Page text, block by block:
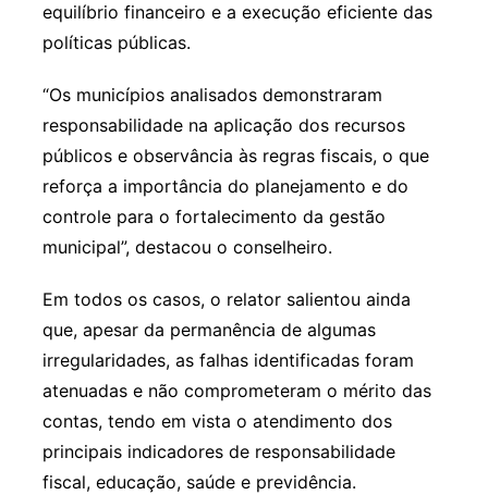
equilíbrio financeiro e a execução eficiente das
políticas públicas.
“Os municípios analisados demonstraram
responsabilidade na aplicação dos recursos
públicos e observância às regras fiscais, o que
reforça a importância do planejamento e do
controle para o fortalecimento da gestão
municipal”, destacou o conselheiro.
Em todos os casos, o relator salientou ainda
que, apesar da permanência de algumas
irregularidades, as falhas identificadas foram
atenuadas e não comprometeram o mérito das
contas, tendo em vista o atendimento dos
principais indicadores de responsabilidade
fiscal, educação, saúde e previdência.